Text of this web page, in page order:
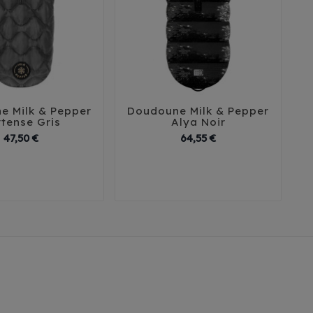
 
Milk & Pepper
Gris
47,50 €Prix
  
Doudoune Milk & Pepper
Alya Noir
64,55 €Prix